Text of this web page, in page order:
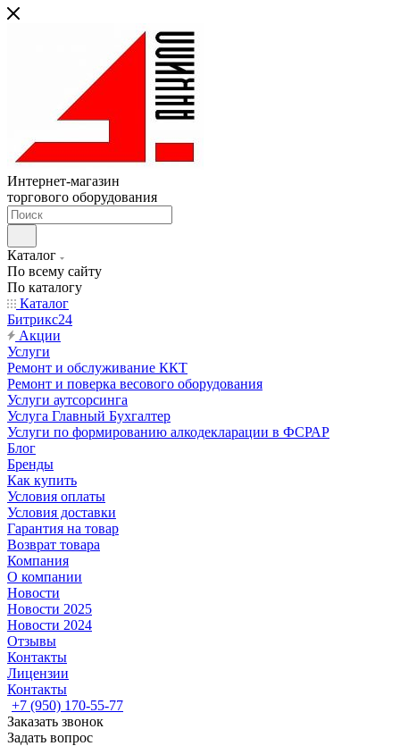
Интернет-магазин
торгового оборудования
Каталог
По всему сайту
По каталогу
Каталог
Битрикс24
Акции
Услуги
Ремонт и обслуживание ККТ
Ремонт и поверка весового оборудования
Услуги аутсорсинга
Услуга Главный Бухгалтер
Услуги по формированию алкодекларации в ФСРАР
Блог
Бренды
Как купить
Условия оплаты
Условия доставки
Гарантия на товар
Возврат товара
Компания
О компании
Новости
Новости 2025
Новости 2024
Отзывы
Контакты
Лицензии
Контакты
+7 (950) 170-55-77
Заказать звонок
Задать вопрос